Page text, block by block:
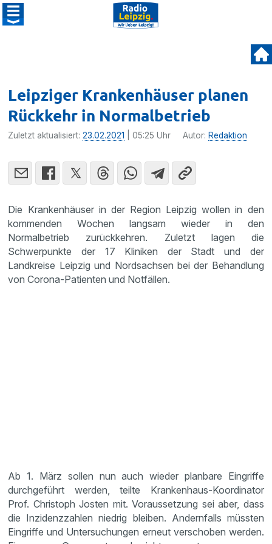
Leipziger Krankenhäuser planen
Rückkehr in Normalbetrieb
Zuletzt aktualisiert:23.02.2021 | 05:25 Uhr Autor: Redaktion
Die Krankenhäuser in der Region Leipzig wollen in den
kommenden Wochen langsam wieder in den
Normalbetrieb zurückkehren. Zuletzt lagen die
Schwerpunkte der 17 Kliniken der Stadt und der
Landkreise Leipzig und Nordsachsen bei der Behandlung
von Corona-Patienten und Notfällen.
Ab 1. März sollen nun auch wieder planbare Eingriffe
durchgeführt werden, teilte Krankenhaus-Koordinator
Prof. Christoph Josten mit. Voraussetzung sei aber, dass
die Inzidenzzahlen niedrig bleiben. Andernfalls müssten
Eingriffe und Untersuchungen erneut verschoben werden.